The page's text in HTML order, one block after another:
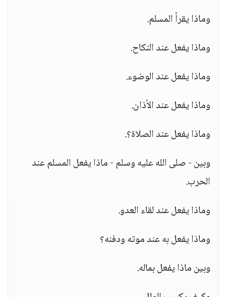
وماذا يقرأ المسلم.
وماذا يفعل عند النكاح.
وماذا يفعل عند الوضوء.
وماذا يفعل عند الأذان.
وماذا يفعل عند الصلاة؟.
وبين - صلى الله عليه وسلم - ماذا يفعل المسلم عند
الحرب.
وماذا يفعل عند لقاء العدو.
وماذا يفعل به عند موته ودفنه؟
وبين ماذا يفعل بماله.